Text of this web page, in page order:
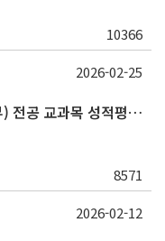
10366
[안내] 2026학년도 1학기 타 학과(부) 전공 교과목 성적평가방법 선택제 신청 안내
8571
2026-02-25
2026-02-12